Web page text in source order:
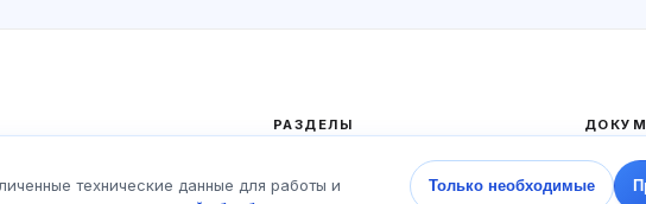
РАЗДЕЛЫ
Тесты
технические данные для работы и
Только необходимые